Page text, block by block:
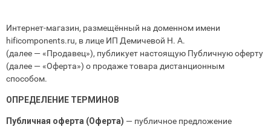
Интернет‑магазин, размещённый на доменном имени
hificomponents.ru, в лице ИП Демичевой Н. А.
(далее — «Продавец»), публикует настоящую Публичную оферту
(далее — «Оферта») о продаже товара дистанционным
способом.
ОПРЕДЕЛЕНИЕ ТЕРМИНОВ
Публичная оферта (Оферта) — публичное предложение